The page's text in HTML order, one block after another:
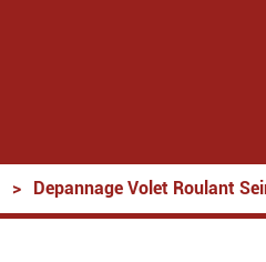
> Depannage Volet Roulant